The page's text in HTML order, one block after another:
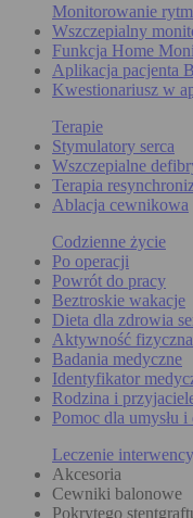
Monitorowanie
Wszczepialny
Funkcja Home
Aplikacja pacjenta
Kwestionariusz w
Terapie
Stymulatory serca
Wszczepialne
Terapia
Ablacja cewnikowa
Codzienne życie
Po operacji
Powrót do pracy
Beztroskie wakacje
Dieta dla zdrowia
Aktywność
Badania medyczne
Identyfikator
Rodzina i
Pomoc dla umysłu i
Leczenie
Akcesoria
Cewniki balonowe
Pokrytego